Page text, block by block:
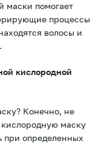
маски помогает
процессы
волосы и
кислородной
Конечно, не
кислородную маску
при определенных